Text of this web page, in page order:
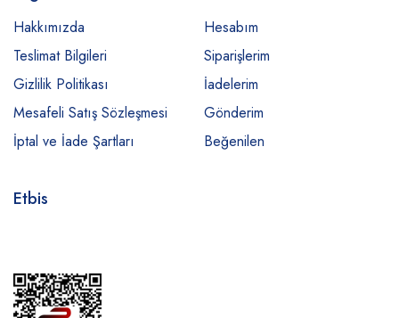
Hakkımızda
Teslimat Bilgileri
Gizlilik Politikası
Mesafeli Satış Sözleşmesi
İptal ve İade Şartları
Hesabım
Siparişlerim
İadelerim
Gönderim
Beğenilen
Etbis